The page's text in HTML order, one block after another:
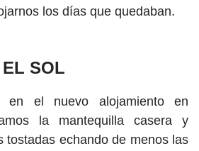
los días que quedaban.
SOL
en el nuevo alojamiento en
la mantequilla casera y
tostadas echando de menos las